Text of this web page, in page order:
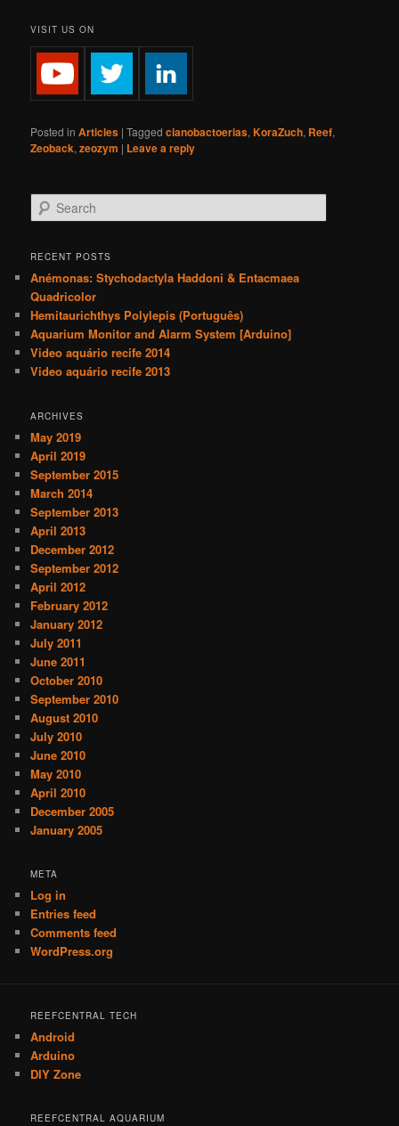
VISIT US ON
Posted in Articles |Tagged cianobactoerias,KoraZuch, Reef,
Zeoback,zeozym | Leave a reply
e
r
h
RECENT POSTS
Anémonas: Stychodactyla Haddoni & Entacmaea
Quadricolor
Hemitaurichthys Polylepis (Português)
Aquarium Monitor and Alarm System [Arduino]
Video aquário recife 2014
Video aquário recife 2013
ARCHIVES
May 2019
April 2019
September 2015
March 2014
September 2013
April 2013
December 2012
September 2012
April 2012
February 2012
January 2012
July 2011
June 2011
October 2010
September 2010
August 2010
July 2010
June 2010
May 2010
April 2010
December 2005
January 2005
META
Log in
Entries feed
Comments feed
WordPress.org
REEFCENTRAL TECH
Android
Arduino
DIY Zone
REEFCENTRAL AQUARIUM